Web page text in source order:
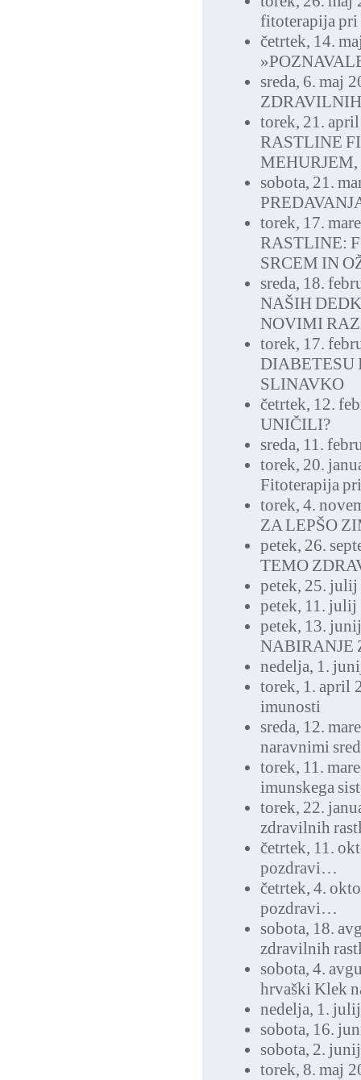
fitoterapija pri
četrtek, 14.
sreda, 6. maj
torek, 21.
RASTLINE
sobota, 21.
torek, 17.
RASTLINE:
SRCEM IN
sreda, 18.
NAŠIH
NOVIMI
torek, 17.
DIABETESU
SLINAVKO
četrtek, 12.
UNIČILI?
sreda, 11.
torek, 20.
Fitoterapija
torek, 4.
ZA LEPŠO
petek, 26.
TEMO
petek, 25.
petek, 11.
petek, 13.
NABIRANJE
nedelja, 1.
torek, 1. april
imunosti
sreda, 12.
naravnimi
torek, 11.
imunskega
torek, 22.
zdravilnih
četrtek, 11.
pozdravi…
četrtek, 4.
pozdravi…
sobota, 18.
zdravilnih
sobota, 4.
hrvaški Klek
nedelja, 1.
sobota, 16.
sobota, 2.
torek, 8. maj